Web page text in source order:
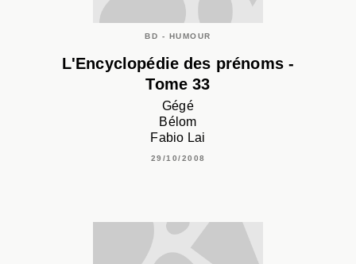
BD - HUMOUR
L'Encyclopédie des prénoms -
Tome 33
Gégé
Bélom
Fabio Lai
29/10/2008